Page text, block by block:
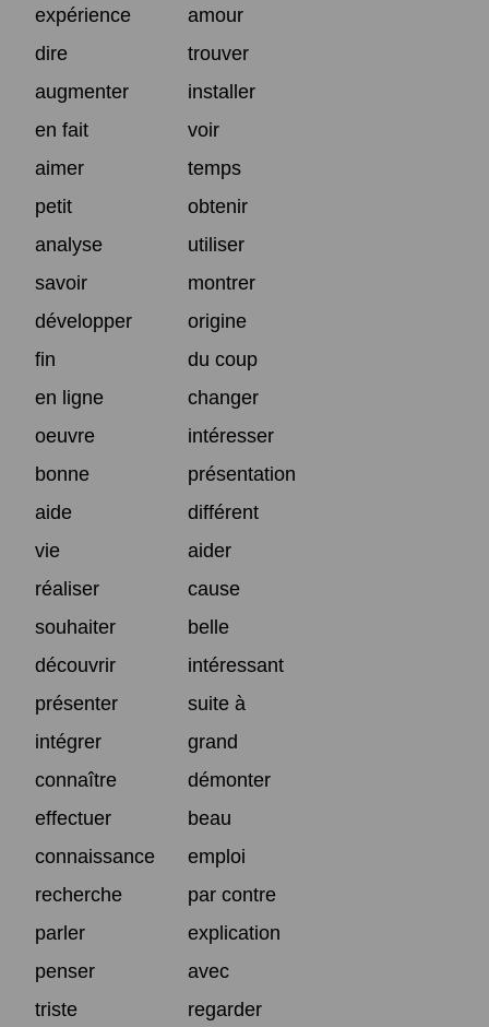
expérience
amour
dire
trouver
augmenter
installer
en fait
voir
aimer
temps
petit
obtenir
analyse
utiliser
savoir
montrer
développer
origine
fin
du coup
en ligne
changer
oeuvre
intéresser
bonne
présentation
aide
différent
vie
aider
réaliser
cause
souhaiter
belle
découvrir
intéressant
présenter
suite à
intégrer
grand
connaître
démonter
effectuer
beau
connaissance
emploi
recherche
par contre
parler
explication
penser
avec
triste
regarder